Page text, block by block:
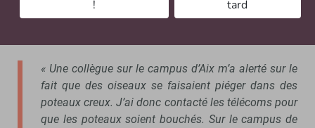
sur des référents dans les différents campus et échange
« Une collègue sur le campus d’Aix m’a alerté sur le
fait que des oiseaux se faisaient piéger dans des
poteaux creux. J’ai donc contacté les télécoms pour
que les poteaux soient bouchés. Sur le campus de
!
tard